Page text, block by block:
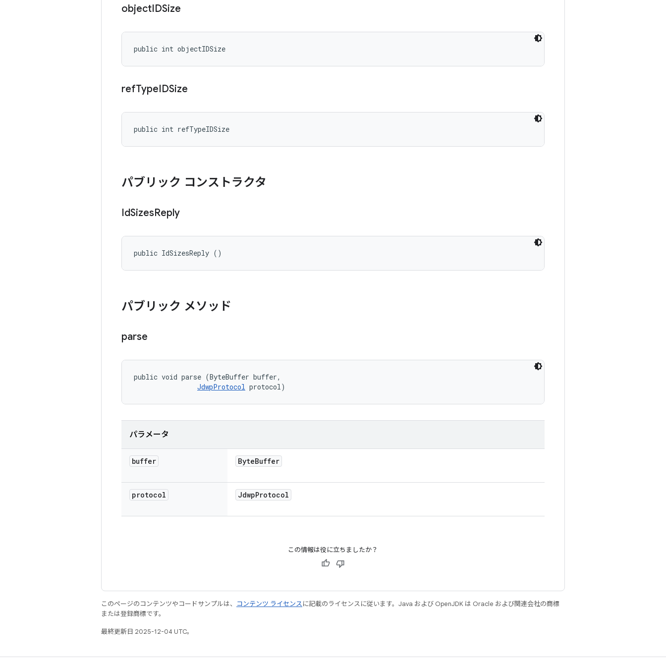
objectIDSize
public int objectIDSize
refTypeIDSize
public int refTypeIDSize
パブリック コンストラクタ
IdSizesReply
public IdSizesReply ()
パブリック メソッド
parse
public void parse (ByteBuffer buffer,
JdwpProtocol protocol)
パラメータ
buffer ByteBuffer
protocol JdwpProtocol
この情報は役に立ちましたか？
このページのコンテンツやコードサンプルは、 コンテンツ ライセンスに記載のライセンスに従います。Java および OpenJDK は Oracle および関連会社の商標
または登録商標です。
最終更新日 2025-12-04 UTC。